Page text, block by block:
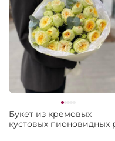
Букет из кремовых
кустовых пионовидных